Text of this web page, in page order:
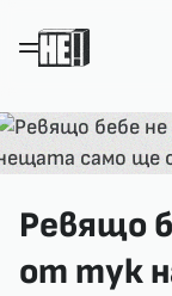
Ревящо
от тук